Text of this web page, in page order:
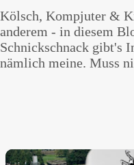
t
s
Kölsch, Kompjuter &
anderem - in diesem
Schnickschnack gibt's
nämlich meine. Muss